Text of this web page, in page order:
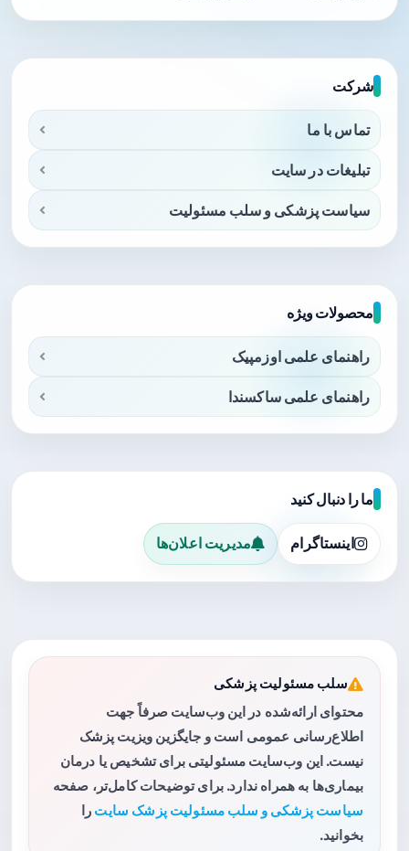
شرکت
تماس با ما
تبلیغات در سایت
سیاست پزشکی و سلب مسئولیت
محصولات ویژه
راهنمای علمی اوزمپیک
راهنمای علمی ساکسندا
ما را دنبال کنید
اینستاگرام مدیریت اعلان‌ها
سلب مسئولیت پزشکی
محتوای ارائه‌شده در این وب‌سایت صرفاً جهت
اطلاع‌رسانی عمومی است و جایگزین ویزیت پزشک
نیست. این وب‌سایت مسئولیتی برای تشخیص یا درمان
بیماری‌ها به همراه ندارد. برای توضیحات کامل‌تر، صفحه
سیاست پزشکی و سلب مسئولیت پزشک سایت را
بخوانید.